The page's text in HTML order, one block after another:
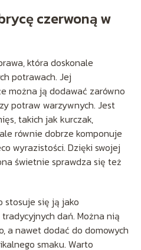
czerwoną w
która doskonale
potrawach. Jej
można ją dodawać zarówno
potraw warzywnych. Jest
takich jak kurczak,
równie dobrze komponuje
wyrazistości. Dzięki swojej
świetnie sprawdza się też
stosuje się ją jako
dań. Można nią
a nawet dodać do domowych
smaku. Warto